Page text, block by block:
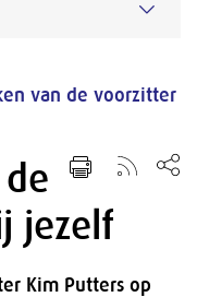
van de voorzitter
jezelf
Kim Putters op